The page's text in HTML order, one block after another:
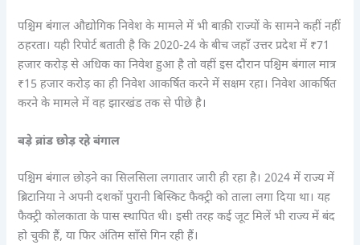
पश्चिम बंगाल औद्योगिक निवेश के मामले में भी बाक़ी राज्यों के सामने कहीं नहीं
ठहरता। यही रिपोर्ट बताती है कि 2020-24 के बीच जहाँ उत्तर प्रदेश में ₹71
हजार करोड़ से अधिक का निवेश हुआ है तो वहीं इस दौरान पश्चिम बंगाल मात्र
₹15 हजार करोड़ का ही निवेश आकर्षित करने में सक्षम रहा। निवेश आकर्षित
करने के मामले में वह झारखंड तक से पीछे है।
बड़े ब्रांड छोड़ रहे बंगाल
पश्चिम बंगाल छोड़ने का सिलसिला लगातार जारी ही रहा है। 2024 में राज्य में
ब्रिटानिया ने अपनी दशकों पुरानी बिस्किट फैक्ट्री को ताला लगा दिया था। यह
फैक्ट्री कोलकाता के पास स्थापित थी। इसी तरह कई जूट मिलें भी राज्य में बंद
हो चुकी हैं, या फिर अंतिम साँसे गिन रही हैं।